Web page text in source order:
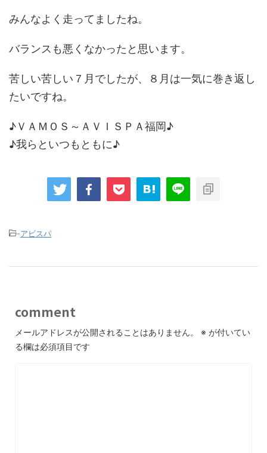
みんなよく走ってましたね。
バランスも悪くなかったと思います。
苦しい苦しい７月でしたが、８月は一気に巻き返し
たいですね。
♪ＶＡＭＯＳ～ＡＶＩＳＰＡ福岡♪
♪我らといつもともに♪
-アビスパ
comment
メールアドレスが公開されることはありません。 ※ が付いてい
る欄は必須項目です